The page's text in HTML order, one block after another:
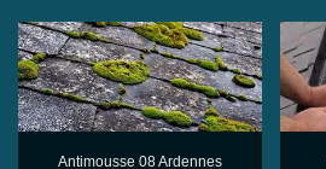
Antimousse 08 Ardennes